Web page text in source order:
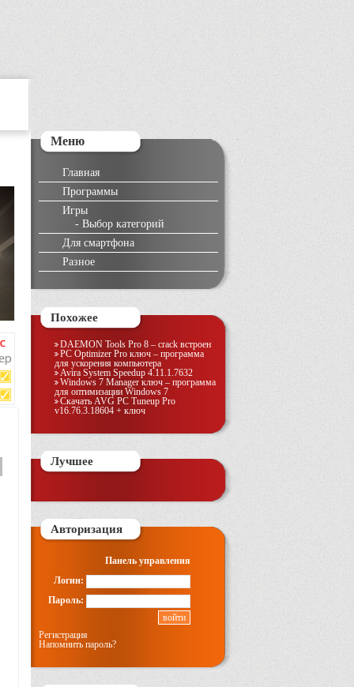
Меню
Главная
Программы
Игры
- Выбор категорий
Для смартфона
Разное
Похожее
DAEMON Tools Pro 8 – crack встроен
PC Optimizer Pro ключ – программа
для ускорения компьютера
Avira System Speedup 4.11.1.7632
Windows 7 Manager ключ – программа
для оптимизации Windows 7
Скачать AVG PC Tuneup Pro
v16.76.3.18604 + ключ
Лучшее
Авторизация
Панель управления
Логин:
Пароль:
Регистрация
Напомнить пароль?